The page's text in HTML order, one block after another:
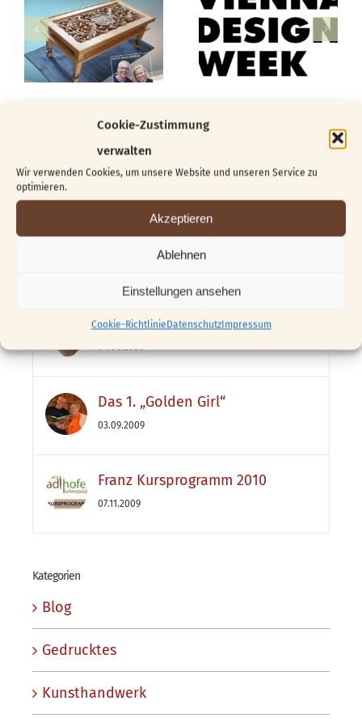
Cookie-Zustimmung
verwalten
Wir verwenden Cookies, um unsere Website und unseren Service zu
optimieren.
Akzeptieren
Ablehnen
Einstellungen ansehen
Cookie-RichtlinieDatenschutzImpressum
Suche
Vom Block zur Skulptur …
04.06.2026
Das 1. „Golden Girl“
03.09.2009
Franz Kursprogramm 2010
07.11.2009
Kategorien
Blog
Gedrucktes
Kunsthandwerk